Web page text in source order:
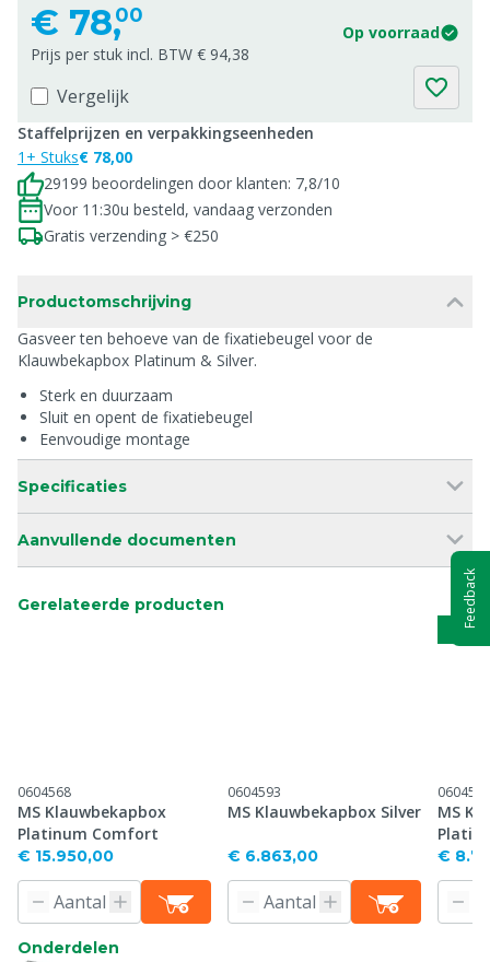
€ 78,00
Op voorraad
Prijs per stuk incl. BTW € 94,38
Vergelijk
Staffelprijzen en verpakkingseenheden
1+ Stuks€ 78,00
29199 beoordelingen door klanten: 7,8/10
Voor 11:30u besteld, vandaag verzonden
Gratis verzending > €250
Productomschrijving
Gasveer ten behoeve van de fixatiebeugel voor de
Klauwbekapbox Platinum & Silver.
Sterk en duurzaam
Sluit en opent de fixatiebeugel
Eenvoudige montage
Specificaties
Aanvullende documenten
Gerelateerde producten
0604568
MS Klauwbekapbox
Platinum Comfort
€ 15.950,00
0604593
MS Klauwbekapbox Silver
€ 6.863,00
0604594
MS
€
Onderdelen
Feedback